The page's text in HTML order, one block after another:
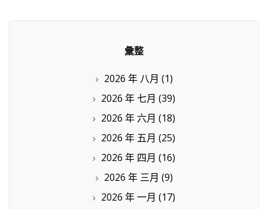
彙整
2026 年 八月 (1)
2026 年 七月 (39)
2026 年 六月 (18)
2026 年 五月 (25)
2026 年 四月 (16)
2026 年 三月 (9)
2026 年 一月 (17)